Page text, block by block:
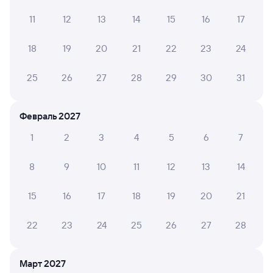
постоянно,грязный и запах!
Сын путешествовал один. Очень комфортный поезд,
чисто, проводница внимательная и культурная
было их много, туристы да и я сам были не довольны
поездкой
11 12 13 14 15 16 17
18 19 20 21 22 23 24
25 26 27 28 29 30 31
Февраль 2027
1
2 3 4 5 6 7
8 9 10 11 12 13 14
15 16 17 18 19 20 21
22 23 24 25 26 27 28
Март 2027